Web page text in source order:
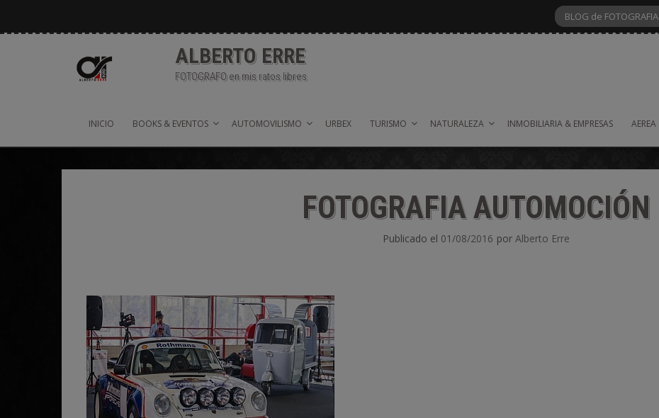
contenido
BLOG de FOTOGRAFIA
ALBERTO ERRE
FOTOGRAFO en mis ratos libres
INICIO BOOKS & EVENTOS AUTOMOVILISMO URBEX TURISMO NATURALEZA INMOBILIARIA & EMPRESAS AEREA
FOTOGRAFIA AUTOMOCIÓN
Publicado el 01/08/2016 por Alberto Erre